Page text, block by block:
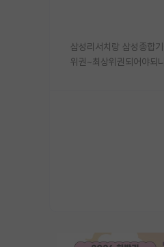
삼성리서치랑 삼성종합
위권~최상위권되어야되